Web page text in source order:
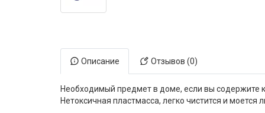
Описание Отзывов (0)
Необходимый предмет в доме, если вы содержите
Нетоксичная пластмасса, легко чистится и